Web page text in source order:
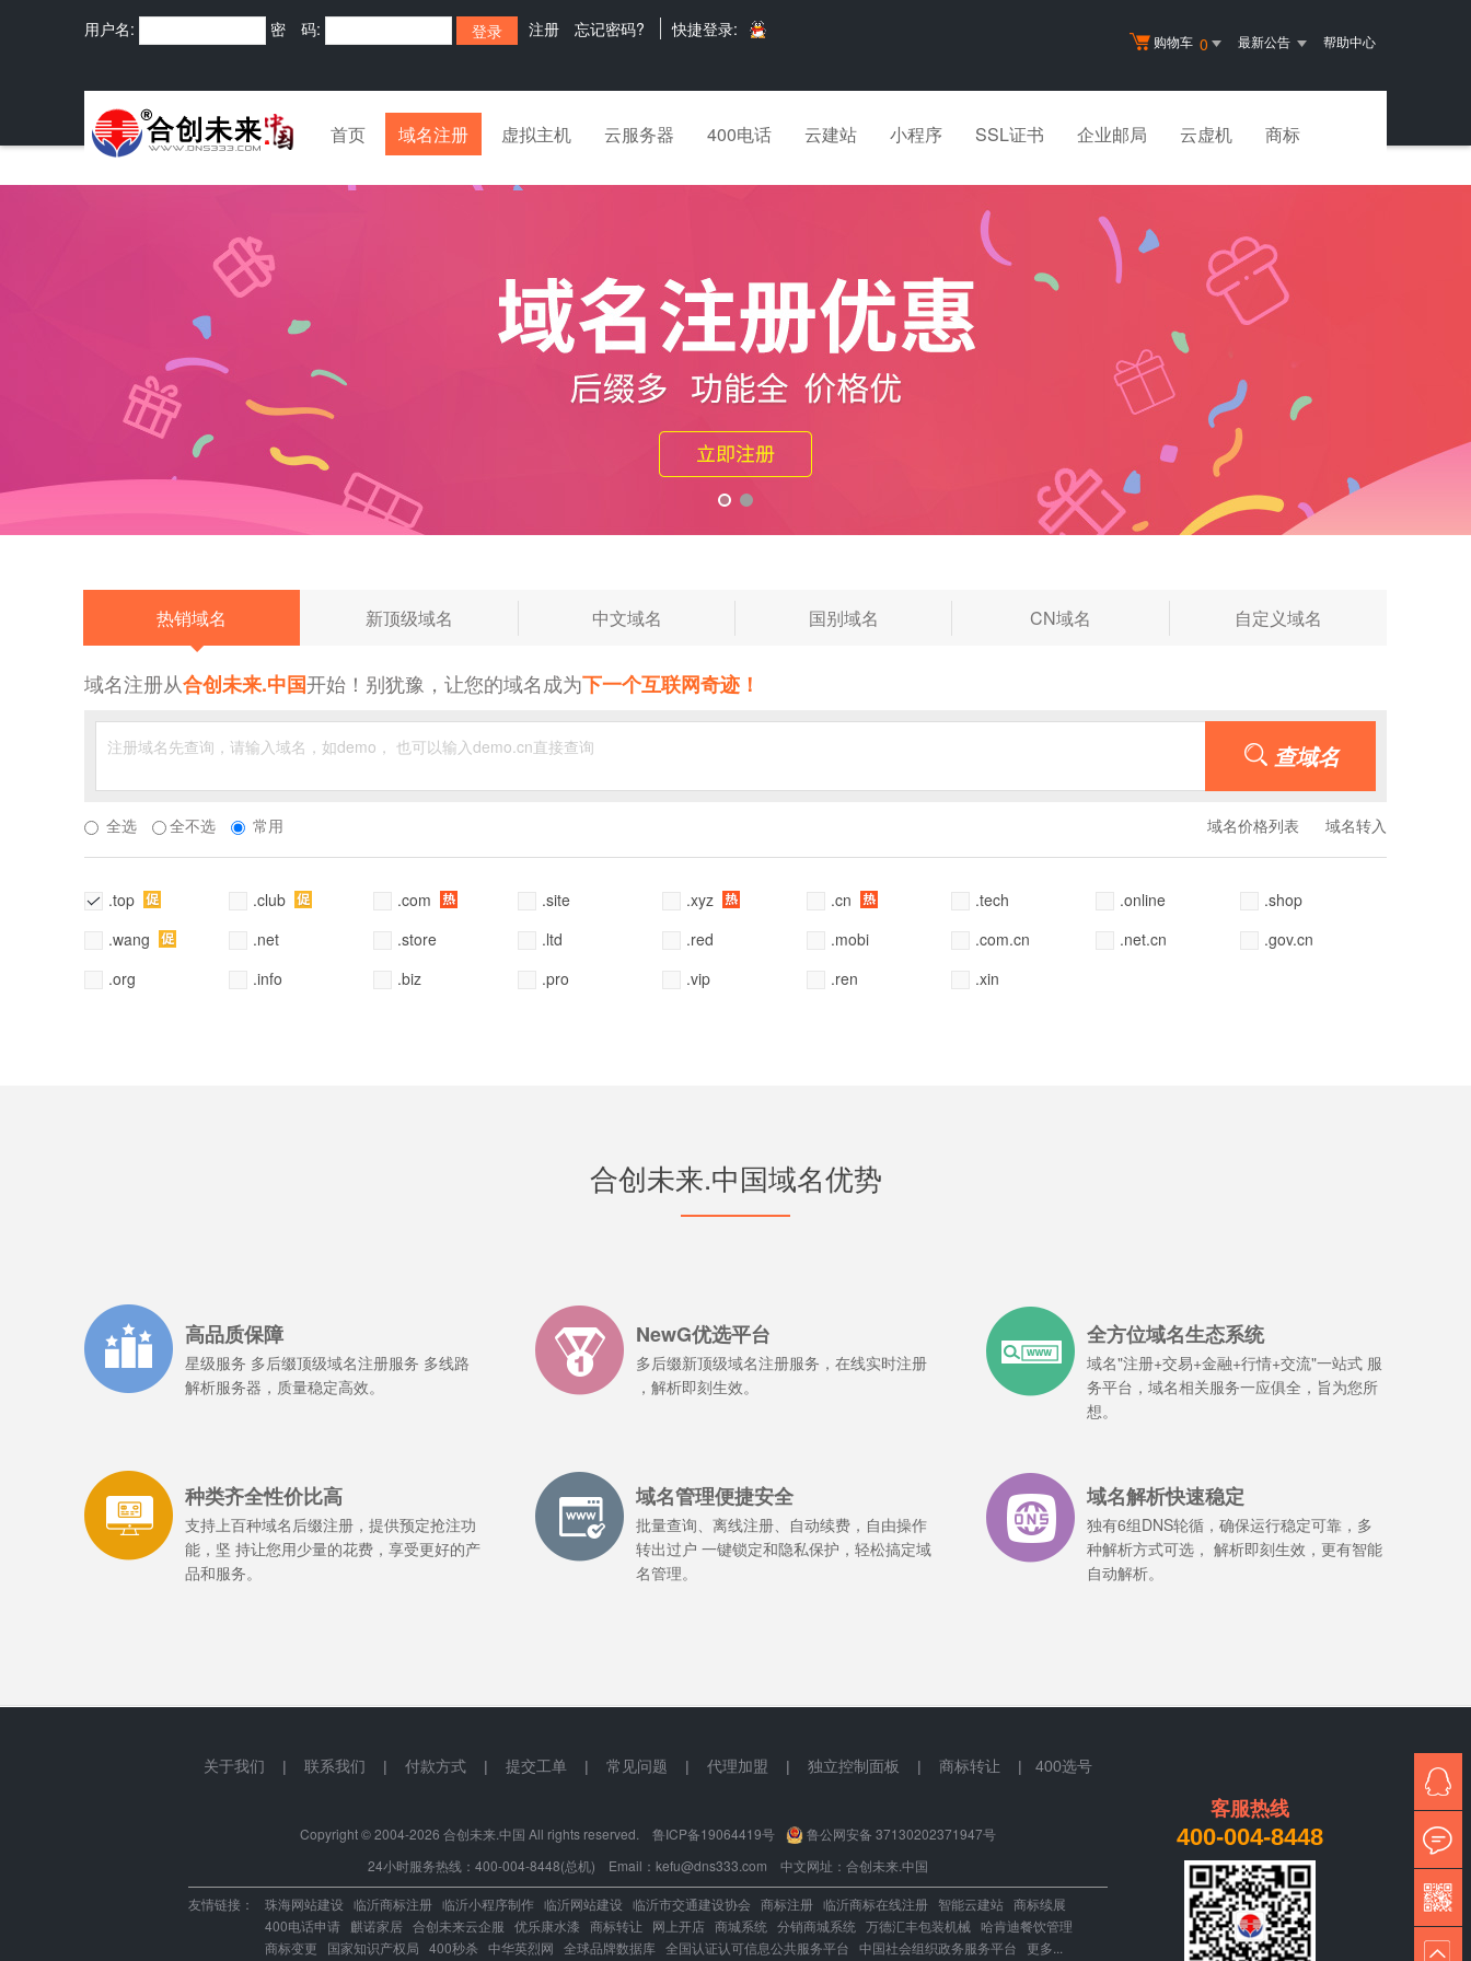
购物车 0 最新公告 帮助中心
用户名: 密 码: 注册 忘记密码? 快捷登录:
首页 域名注册 虚拟主机 云服务器 400电话 云建站 小程序 SSL证书 企业邮局 云虚机 商标
热销域名 新顶级域名 中文域名 国别域名 CN域名 自定义域名
域名注册从合创未来.中国开始！别犹豫，让您的域名成为下一个互联网奇迹！
全选 全不选 常用 域名价格列表 域名转入
.top .club .com .site .xyz .cn .tech .online
.shop
.wang
.net .store .ltd .red .mobi .com.cn .net.cn
.gov.cn
.org
.info .biz .pro .vip .ren .xin
合创未来.中国域名优势
高品质保障
星级服务 多后缀顶级域名注册服务 多线路
解析服务器，质量稳定高效。
NewG优选平台
多后缀新顶级域名注册服务，在线实时注册
，解析即刻生效。
全方位域名生态系统
域名"注册+交易+金融+行情+交流"一站式 服
务平台，域名相关服务一应俱全，旨为您所
想。
种类齐全性价比高
支持上百种域名后缀注册，提供预定抢注功
能，坚 持让您用少量的花费，享受更好的产
品和服务。
域名管理便捷安全
批量查询、离线注册、自动续费，自由操作
转出过户 一键锁定和隐私保护，轻松搞定域
名管理。
域名解析快速稳定
独有6组DNS轮循，确保运行稳定可靠，多
种解析方式可选， 解析即刻生效，更有智能
自动解析。
关于我们 | 联系我们 | 付款方式 | 提交工单 | 常见问题 | 代理加盟 | 独立控制面板 | 商标转让 | 400选号
Copyright © 2004-2026 合创未来.中国 All rights reserved. 鲁ICP备19064419号
鲁公网安备 37130202371947号
24小时服务热线：400-004-8448(总机) Email：kefu@dns333.com 中文网址： 合创未来.中国
友情链接： 珠海网站建设 临沂商标注册 临沂小程序制作 临沂网站建设 临沂市交通建设协会 商标注册 临沂商标在线注册 智能云建站 商标续展
400电话申请 麒诺家居 合创未来云企服 优乐康水漆 商标转让 网上开店 商城系统 分销商城系统 万德汇丰包装机械 哈肯迪餐饮管理
商标变更
国家知识产权局 400秒杀 中华英烈网 全球品牌数据库 全国认证认可信息公共服务平台 中国社会组织政务服务平台 更多...
客服热线
400-004-8448